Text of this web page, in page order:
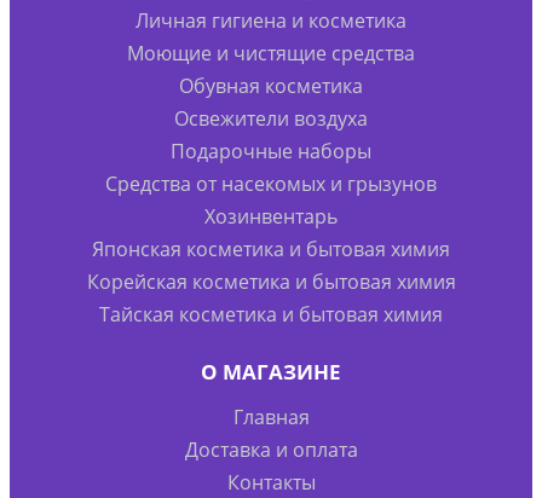
Личная гигиена и косметика
Моющие и чистящие средства
Обувная косметика
Освежители воздуха
Подарочные наборы
Средства от насекомых и грызунов
Хозинвентарь
Японская косметика и бытовая химия
Корейская косметика и бытовая химия
Тайская косметика и бытовая химия
О МАГАЗИНЕ
Главная
Доставка и оплата
Контакты